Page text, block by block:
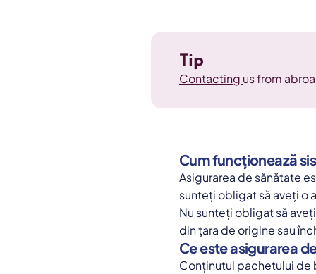
Tip
Contacting us from
Cum funcționează
Asigurarea de sănătate
sunteți obligat să aveți o
Nu sunteți obligat să
din țara de origine sau
Ce este asigurarea
Conținutul pachetului de